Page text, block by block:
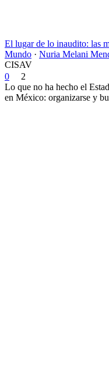
El lugar de lo inaudito: las
Mundo · Nuria Melani
CISAV
0
2
Lo que no ha hecho el
en México: organizarse y